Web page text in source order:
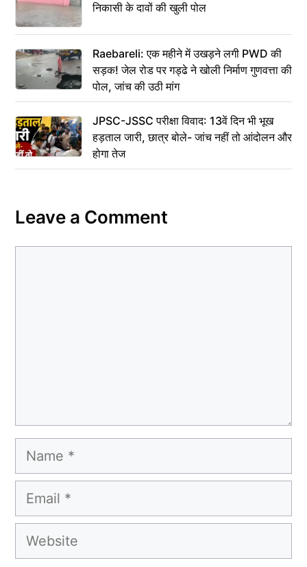
निकासी के दावों की खुली पोल
Raebareli: एक महीने में उखड़ने लगी PWD की
सड़क! जेल रोड पर गड्ढे ने खोली निर्माण गुणवत्ता की
पोल, जांच की उठी मांग
JPSC-JSSC परीक्षा विवाद: 13वें दिन भी भूख
हड़ताल जारी, छात्र बोले- जांच नहीं तो आंदोलन और
होगा तेज
Leave a Comment
Name
Email
Website